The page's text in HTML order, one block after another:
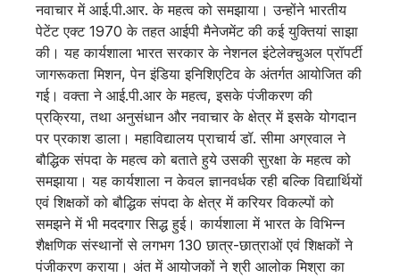
नवाचार में आई.पी.आर. के महत्व को समझाया। उन्होंने भारतीय
पेटेंट एक्ट 1970 के तहत आईपी मैनेजमेंट की कई युक्तियां साझा
की। यह कार्यशाला भारत सरकार के नेशनल इंटेलेक्चुअल प्रॉपर्टी
जागरूकता मिशन, पेन इंडिया इनिशिएटिव के अंतर्गत आयोजित की
गई। वक्ता ने आई.पी.आर के महत्व, इसके पंजीकरण की
प्रक्रिया, तथा अनुसंधान और नवाचार के क्षेत्र में इसके योगदान
पर प्रकाश डाला। महाविद्यालय प्राचार्य डॉ. सीमा अग्रवाल ने
बौद्धिक संपदा के महत्व को बताते हुये उसकी सुरक्षा के महत्व को
समझाया। यह कार्यशाला न केवल ज्ञानवर्धक रही बल्कि विद्यार्थियों
एवं शिक्षकों को बौद्धिक संपदा के क्षेत्र में करियर विकल्पों को
समझने में भी मददगार सिद्ध हुई। कार्यशाला में भारत के विभिन्न
शैक्षणिक संस्थानों से लगभग 130 छात्र-छात्राओं एवं शिक्षकों ने
पंजीकरण कराया। अंत में आयोजकों ने श्री आलोक मिश्रा का